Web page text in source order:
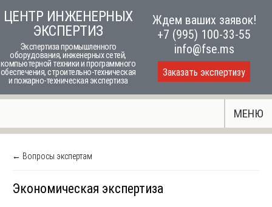
to
content
ЦЕНТР ИНЖЕНЕРНЫХ
ЭКСПЕРТИЗ
Экспертиза промышленного
оборудования, инженерных сетей,
компьютерной техники и программного
обеспечения, строительно-техническая
и пожарно-техническая экспертиза
Ждем ваших заявок!
+7 (995) 100-33-55
info@fse.ms
Заказать экспертизу
МЕНЮ
← Вопросы экспертам
Экономическая экспертиза